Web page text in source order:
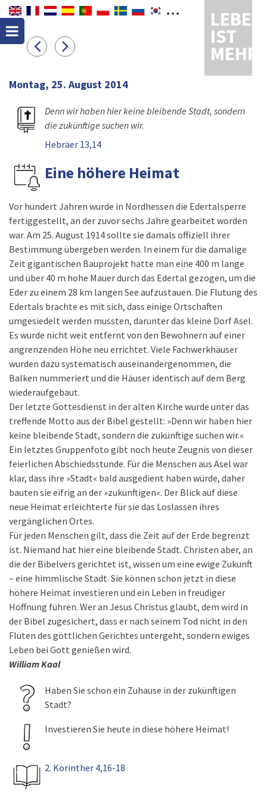
LEBEN
IST
MEHR
Montag, 25. August 2014
Denn wir haben hier keine bleibende Stadt, sondern
die zukünftige suchen wir.
Hebräer 13,14
Eine höhere Heimat
Vor hundert Jahren wurde in Nordhessen die Edertalsperre
fertiggestellt, an der zuvor sechs Jahre gearbeitet worden
war. Am 25. August 1914 sollte sie damals offiziell ihrer
Bestimmung übergeben werden. In einem für die damalige
Zeit gigantischen Bauprojekt hatte man eine 400 m lange
und über 40 m hohe Mauer durch das Edertal gezogen, um die
Eder zu einem 28 km langen See aufzustauen. Die Flutung des
Edertals brachte es mit sich, dass einige Ortschaften
umgesiedelt werden mussten, darunter das kleine Dorf Asel.
Es wurde nicht weit entfernt von den Bewohnern auf einer
angrenzenden Höhe neu errichtet. Viele Fachwerkhäuser
wurden dazu systematisch auseinandergenommen, die
Balken nummeriert und die Häuser identisch auf dem Berg
wiederaufgebaut.
Der letzte Gottesdienst in der alten Kirche wurde unter das
treffende Motto aus der Bibel gestellt: »Denn wir haben hier
keine bleibende Stadt, sondern die zukünftige suchen wir.«
Ein letztes Gruppenfoto gibt noch heute Zeugnis von dieser
feierlichen Abschiedsstunde. Für die Menschen aus Asel war
klar, dass ihre »Stadt« bald ausgedient haben würde, daher
bauten sie eifrig an der »zukünftigen«. Der Blick auf diese
neue Heimat erleichterte für sie das Loslassen ihres
vergänglichen Ortes.
Für jeden Menschen gilt, dass die Zeit auf der Erde begrenzt
ist. Niemand hat hier eine bleibende Stadt. Christen aber, an
die der Bibelvers gerichtet ist, wissen um eine ewige Zukunft
– eine himmlische Stadt. Sie können schon jetzt in diese
höhere Heimat investieren und ein Leben in freudiger
Hoffnung führen. Wer an Jesus Christus glaubt, dem wird in
der Bibel zugesichert, dass er nach seinem Tod nicht in den
Fluten des göttlichen Gerichtes untergeht, sondern ewiges
Leben bei Gott genießen wird.
William Kaal
Haben Sie schon ein Zuhause in der zukünftigen
Stadt?
Investieren Sie heute in diese höhere Heimat!
2. Korinther 4,16-18